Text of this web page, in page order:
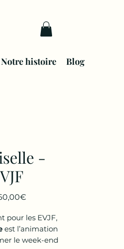
Notre histoire Blog
-
Prix
pour les EVJF,
est l’animation
le week-end